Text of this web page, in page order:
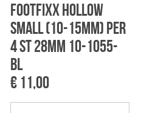
Footfixx Hollow
Small (10-15mm) per
4 st 28mm 10-1055-
BL
€ 11,00